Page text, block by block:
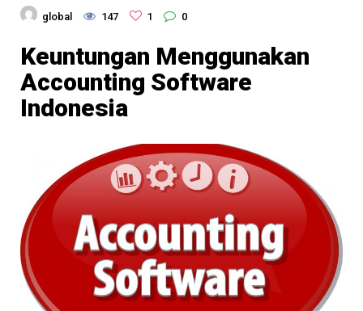
global 147 1 0
Keuntungan Menggunakan
Accounting Software
Indonesia